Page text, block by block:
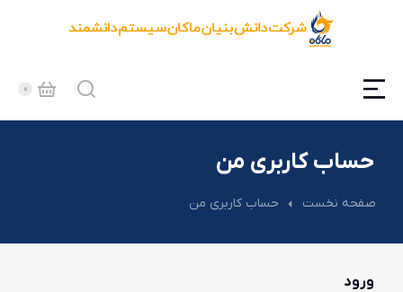
حساب کاربری من
مکان شما:
صفحه نخست حساب کاربری من
ورود